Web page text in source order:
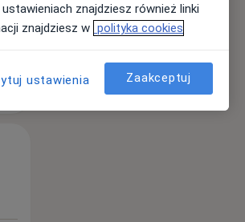
znajdziesz również linki
znajdziesz w polityka cookies
ustawienia Zaakceptuj